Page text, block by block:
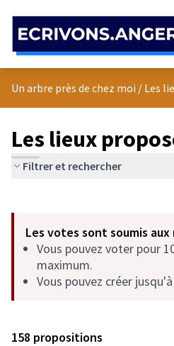
Un arbre près de chez moi / Les
Les lieux
Filtrer et rechercher
−
Les votes sont soumis
Vous pouvez voter pour
maximum.
Vous pouvez créer
158 propositions